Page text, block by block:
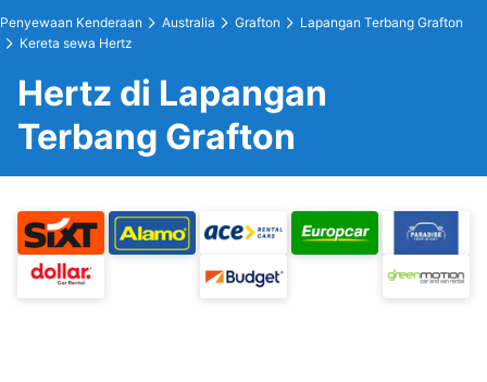
Penyewaan Kenderaan Australia Grafton
Lapangan Terbang Grafton
Kereta sewa Hertz
Hertz di Lapangan
Terbang Grafton